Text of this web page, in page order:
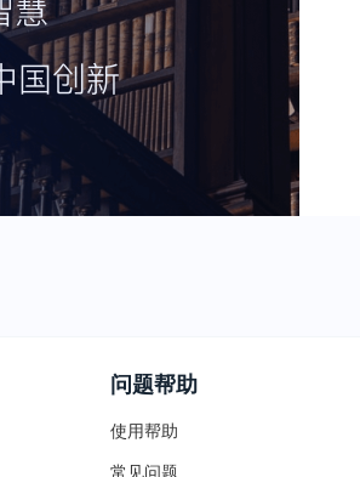
问题帮助
使用帮助
常见问题